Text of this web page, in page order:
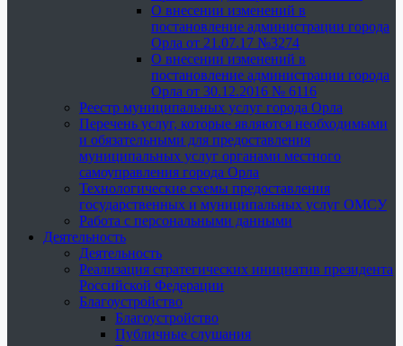
О внесении изменений в
постановление администрации города
Орла от 21.07.17 №3274
О внесении изменений в
постановление администрации города
Орла от 30.12.2016 № 6116
Реестр муниципальных услуг города Орла
Перечень услуг, которые являются необходимыми
и обязательными для предоставления
муниципальных услуг органами местного
самоуправления города Орла
Технологические схемы предоставления
государственных и муниципальных услуг ОМСУ
Работа с персональными данными
Деятельность
Деятельность
Реализация стратегических инициатив президента
Российской Федерации
Благоустройство
Благоустройство
Публичные слушания